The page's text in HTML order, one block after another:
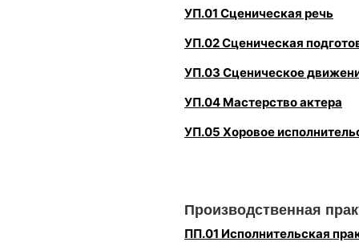
УП.01 Сценическая речь
УП.02 Сценическая
УП.03 Сценическое
УП.04 Мастерство актера
УП.05 Хоровое
Производственная
ПП.01 Исполнительская